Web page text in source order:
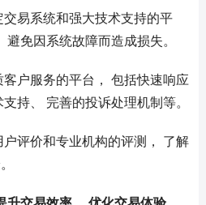
易系统和强大技术支持的平
免因系统故障而造成损失。
户服务的平台， 包括快速响应
持、 完善的投诉处理机制等。
评价和专业机构的评测， 了解